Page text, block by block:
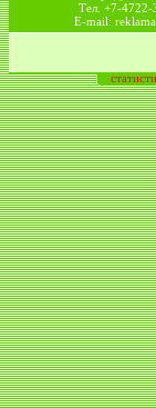
Тел. +7-4722-
E-mail: